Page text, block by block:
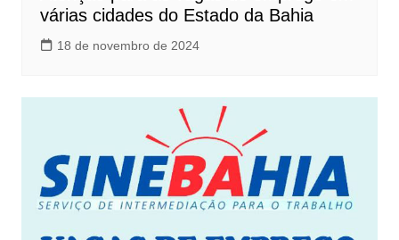
várias cidades do Estado da Bahia
18 de novembro de 2024